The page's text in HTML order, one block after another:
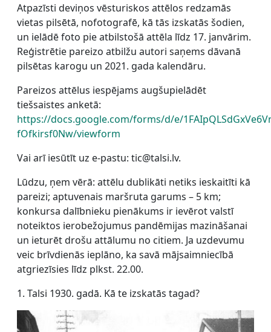
Atpazīsti deviņos vēsturiskos attēlos redzamās
vietas pilsētā, nofotografē, kā tās izskatās šodien,
un ielādē foto pie atbilstošā attēla līdz 17. janvārim.
Reģistrētie pareizo atbilžu autori saņems dāvanā
pilsētas karogu un 2021. gada kalendāru.
Pareizos attēlus iespējams augšupielādēt
tiešsaistes anketā:
https://docs.google.com/forms/d/e/
fOfkirsf0Nw/viewform
Vai arī iesūtīt uz e-pastu: tic@talsi.lv.
Lūdzu, ņem vērā: attēlu dublikāti netiks ieskaitīti kā
pareizi; aptuvenais maršruta garums – 5 km;
konkursa dalībnieku pienākums ir ievērot valstī
noteiktos ierobežojumus pandēmijas mazināšanai
un ieturēt drošu attālumu no citiem. Ja uzdevumu
veic brīvdienās ieplāno, ka savā mājsaimniecībā
atgriezīsies līdz plkst. 22.00.
1. Talsi 1930. gadā. Kā te izskatās tagad?